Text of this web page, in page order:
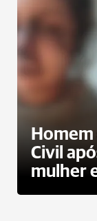
Civil
mulher